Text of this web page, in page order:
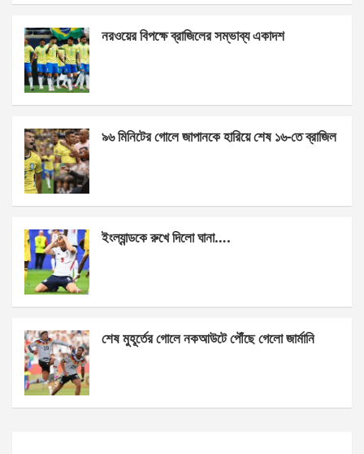
b
o
o
k
n
g
er
s
p
e
নরওয়ের বিপক্ষে ব্রাজিলের সম্ভাব্য একাদশ
৯৬ মিনিটের গোলে জাপানকে হারিয়ে শেষ ১৬-তে ব্রাজিল
ইংল্যান্ডকে রুখে দিলো ঘানা….
শেষ মুহূর্তের গোলে নকআউটে পৌঁছে গেলো জার্মানি